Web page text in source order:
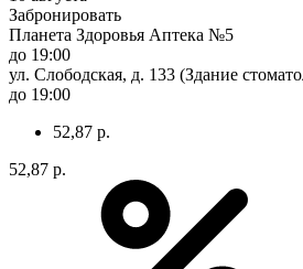
Забронировать
Планета Здоровья Аптека №5
до 19:00
ул. Слободская, д. 133 (Здание
до 19:00
52,87 р.
52,87 р.